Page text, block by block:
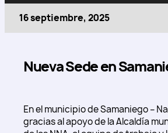
16 septiembre, 2025
Nueva Sede en
En el municipio de Samaniego –
gracias al apoyo de la Alcaldía